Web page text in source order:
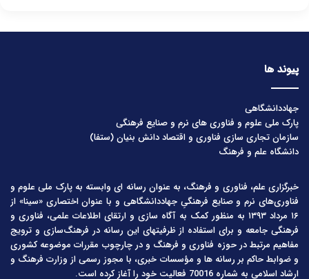
پیوند ها
جهاددانشگاهی
پارک ملی علوم و فناوری های نرم و صنایع فرهنگی
سازمان تجاری سازی فناوری و اقتصاد دانش بنیان (ستفا)
دانشگاه علم و فرهنگ
خبرگزاری علم، فناوری و فرهنگ، به عنوان رسانه ای وابسته به پارک ملی علوم و
فناوری‌های نرم و صنایع فرهنگیِ جهاددانشگاهی و با عنوان اختصاری «سینا» از
۱۶ مرداد ۱۳۹۳ به منظور کمک به آگاه سازی و ارتقای اطلاعات علمی، فناوری و
فرهنگی جامعه و برای استفاده از ظرفیتهای این رسانه در فرهنگ‌سازی و ترویج
مفاهیم مرتبط در حوزه فناوری و فرهنگ و در چارچوب مقررات موضوعه کشوری
و ضوابط حاکم بر رسانه ها و مؤسسات خبری، با مجوز رسمی از وزارت فرهنگ و
ارشاد اسلامی به شماره 70016 فعالیت خود را آغاز کرده است.